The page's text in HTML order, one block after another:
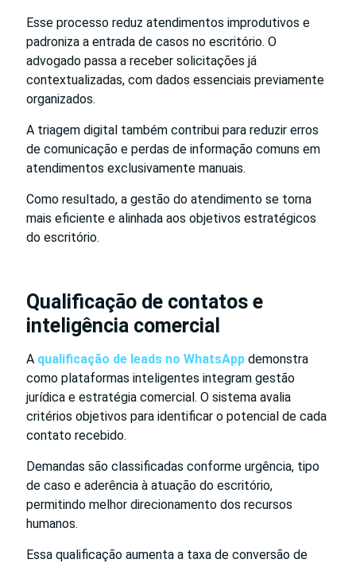
Esse processo reduz atendimentos improdutivos e
padroniza a entrada de casos no escritório. O
advogado passa a receber solicitações já
contextualizadas, com dados essenciais previamente
organizados.
A triagem digital também contribui para reduzir erros
de comunicação e perdas de informação comuns em
atendimentos exclusivamente manuais.
Como resultado, a gestão do atendimento se torna
mais eficiente e alinhada aos objetivos estratégicos
do escritório.
Qualificação de contatos e
inteligência comercial
A qualificação de leads no WhatsApp demonstra
como plataformas inteligentes integram gestão
jurídica e estratégia comercial. O sistema avalia
critérios objetivos para identificar o potencial de cada
contato recebido.
Demandas são classificadas conforme urgência, tipo
de caso e aderência à atuação do escritório,
permitindo melhor direcionamento dos recursos
humanos.
Essa qualificação aumenta a taxa de conversão de